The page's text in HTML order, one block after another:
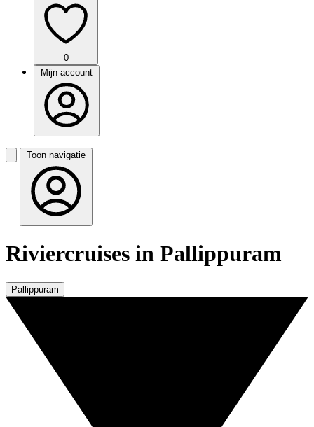
0
Mijn account
Toon navigatie
Riviercruises in Pallippuram
Pallippuram